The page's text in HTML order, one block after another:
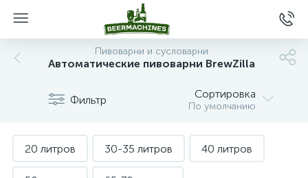
Пивоварни и сусловарни
Автоматические пивоварни BrewZilla
Фильтр Сортировка
По умолчанию
20 литров 30-35 литров 40 литров